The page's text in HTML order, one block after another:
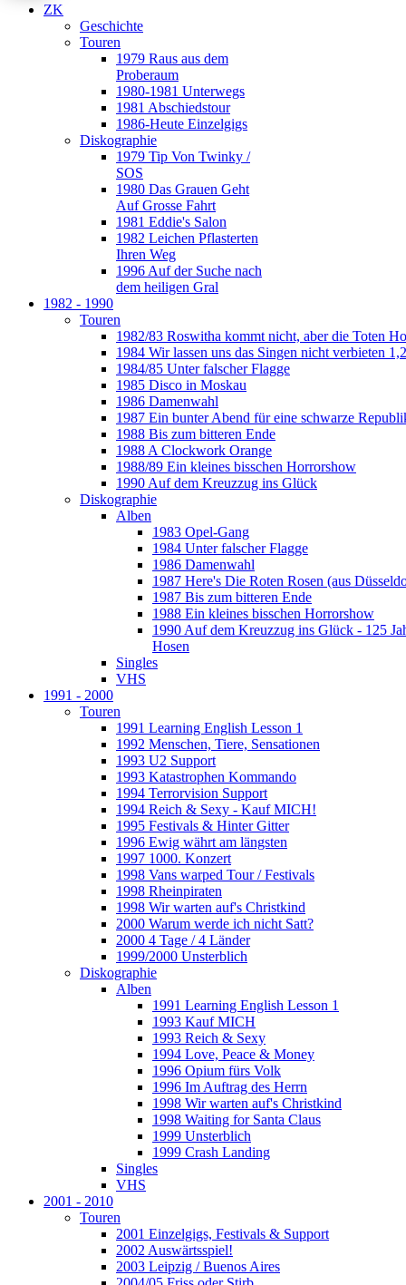
ZK
Geschichte
Touren
1979 Raus aus dem
Proberaum
1980-1981 Unterwegs
1981 Abschiedstour
1986-Heute Einzelgigs
Diskographie
1979 Tip Von Twinky /
SOS
1980 Das Grauen Geht
Auf Grosse Fahrt
1981 Eddie's Salon
1982 Leichen Pflasterten
Ihren Weg
1996 Auf der Suche nach
dem heiligen Gral
1982 - 1990
Touren
1982/83 Roswitha kommt nicht, aber die Toten
1984 Wir lassen uns das Singen nicht verbieten
1984/85 Unter falscher Flagge
1985 Disco in Moskau
1986 Damenwahl
1987 Ein bunter Abend für eine schwarze
1988 Bis zum bitteren Ende
1988 A Clockwork Orange
1988/89 Ein kleines bisschen Horrorshow
1990 Auf dem Kreuzzug ins Glück
Diskographie
Alben
1983 Opel-Gang
1984 Unter falscher Flagge
1986 Damenwahl
1987 Here's Die Roten Rosen (aus
1987 Bis zum bitteren Ende
1988 Ein kleines bisschen Horrorshow
1990 Auf dem Kreuzzug ins Glück - 125
Hosen
Singles
VHS
1991 - 2000
Touren
1991 Learning English Lesson 1
1992 Menschen, Tiere, Sensationen
1993 U2 Support
1993 Katastrophen Kommando
1994 Terrorvision Support
1994 Reich & Sexy - Kauf MICH!
1995 Festivals & Hinter Gitter
1996 Ewig währt am längsten
1997 1000. Konzert
1998 Vans warped Tour / Festivals
1998 Rheinpiraten
1998 Wir warten auf's Christkind
2000 Warum werde ich nicht Satt?
2000 4 Tage / 4 Länder
1999/2000 Unsterblich
Diskographie
Alben
1991 Learning English Lesson 1
1993 Kauf MICH
1993 Reich & Sexy
1994 Love, Peace & Money
1996 Opium fürs Volk
1996 Im Auftrag des Herrn
1998 Wir warten auf's Christkind
1998 Waiting for Santa Claus
1999 Unsterblich
1999 Crash Landing
Singles
VHS
2001 - 2010
Touren
2001 Einzelgigs, Festivals & Support
2002 Auswärtsspiel!
2003 Leipzig / Buenos Aires